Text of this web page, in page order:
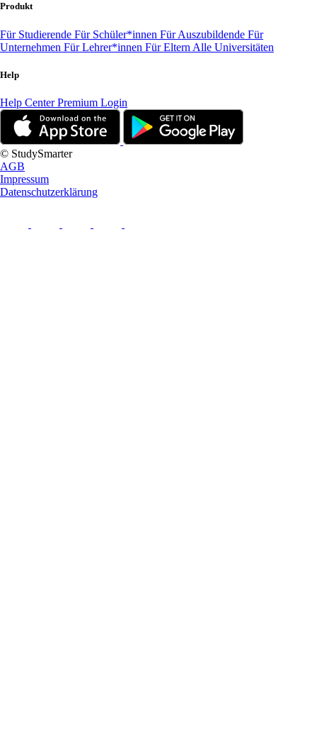
Produkt
Für Studierende Für Schüler*innen Für Auszubildende Für
Unternehmen Für Lehrer*innen Für Eltern Alle Universitäten
Help
Help CenterPremium Login
© StudySmarter
AGB
Impressum
Datenschutzerklärung